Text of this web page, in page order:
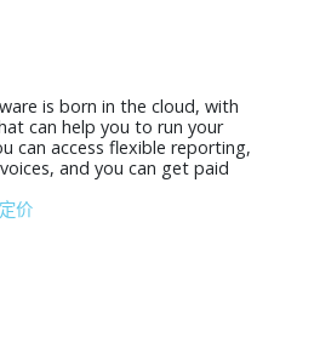
is born in the cloud, with
can help you to run your
can access flexible reporting,
and you can get paid
定价